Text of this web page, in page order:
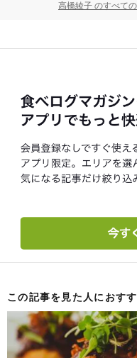
高橋綾子 のすべて
この記事を見た人におす